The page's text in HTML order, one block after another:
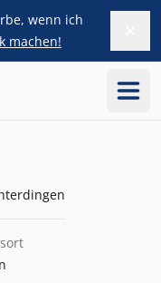
wenn ich
machen!